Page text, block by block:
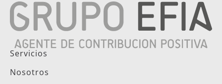
Servicios
Nosotros